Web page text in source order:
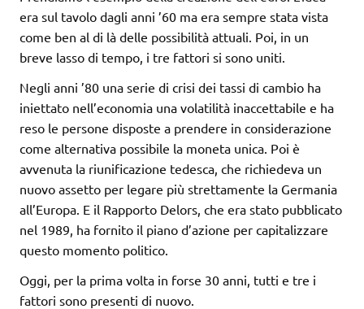
era sul tavolo dagli anni ’60 ma era sempre stata vista
come ben al di là delle possibilità attuali. Poi, in un
breve lasso di tempo, i tre fattori si sono uniti.
Negli anni ’80 una serie di crisi dei tassi di cambio ha
iniettato nell’economia una volatilità inaccettabile e ha
reso le persone disposte a prendere in considerazione
come alternativa possibile la moneta unica. Poi è
avvenuta la riunificazione tedesca, che richiedeva un
nuovo assetto per legare più strettamente la Germania
all’Europa. E il Rapporto Delors, che era stato pubblicato
nel 1989, ha fornito il piano d’azione per capitalizzare
questo momento politico.
Oggi, per la prima volta in forse 30 anni, tutti e tre i
fattori sono presenti di nuovo.